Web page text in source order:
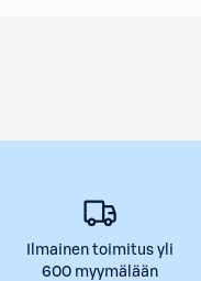
Ilmainen toimitus yli
600 myymälään